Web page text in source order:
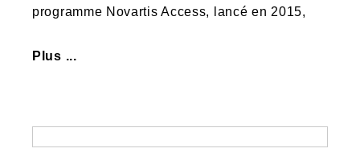
programme Novartis Access, lancé en 2015,
Plus ...